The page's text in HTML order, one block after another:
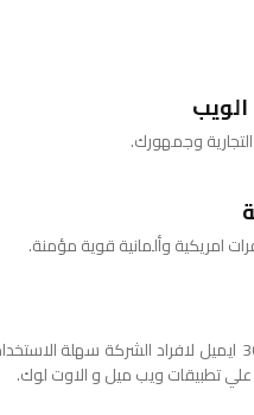
وجمهورك.
باسم الشركة عددها يبداء من 30 ايميل لافراد الشركة سهلة
تطبيقات ويب ميل و الاوت لوك.